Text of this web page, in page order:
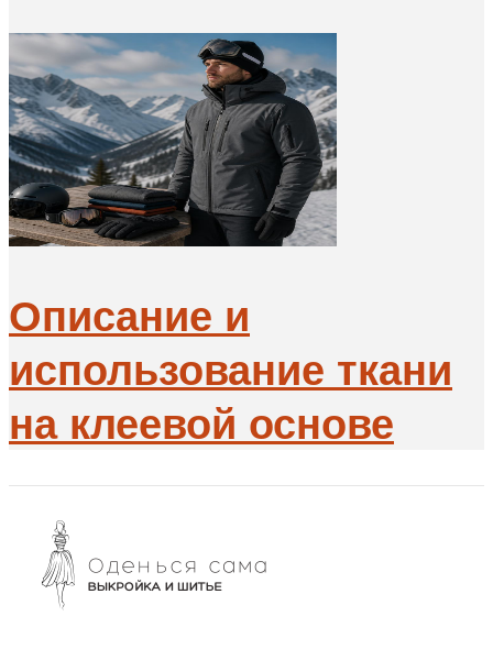
Описание и
использование ткани
на клеевой основе